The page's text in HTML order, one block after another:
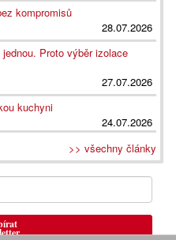
kompromisů
28.07.2026
Proto výběr izolace
27.07.2026
kuchyni
24.07.2026
>> všechny články